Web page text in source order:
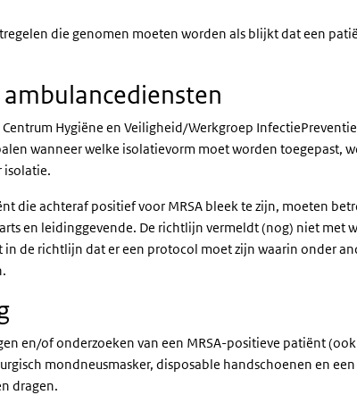
die genomen moeten worden als blijkt dat een
Hygiëne en Veiligheid/Werkgroep
wanneer welke isolatievorm moet worden toegepast,
isolatie.
die achteraf positief voor MRSA bleek te zijn, moeten
en leidinggevende. De richtlijn vermeldt (nog) niet met
de richtlijn dat er een protocol moet zijn waarin onder
en/of onderzoeken van een MRSA-positieve patiënt
mondneusmasker, disposable handschoenen en
dragen.